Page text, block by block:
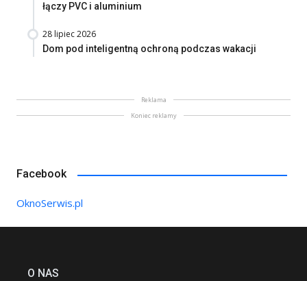
łączy PVC i aluminium
28 lipiec 2026
Dom pod inteligentną ochroną podczas wakacji
Reklama
Koniec reklamy
Facebook
OknoSerwis.pl
O NAS